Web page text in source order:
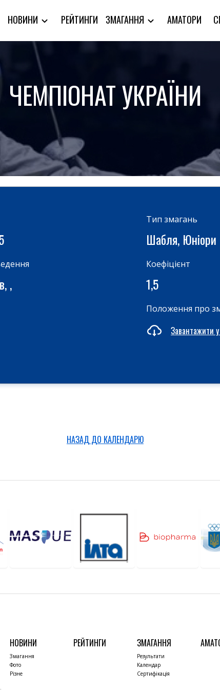
НОВИНИ РЕЙТИНГИ ЗМАГАННЯ АМАТОРИ
ЧЕМПІОНАТ УКРАЇНИ
,
Тип змагань
Шабля, Юніори
Коефіцієнт
1,5
Положення про
Завантажити
НАЗАД ДО КАЛЕНДАРЮ
НОВИНИ
Змагання
Фото
Різне
РЕЙТИНГИ ЗМАГАННЯ
Результати
Календар
Сертифікація